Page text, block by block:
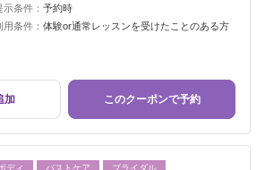
示条件： 予約時
用条件： 体験or通常レッスンを受けたことのある方
加 このクーポンで予約
ディ バストケア
ブライダル